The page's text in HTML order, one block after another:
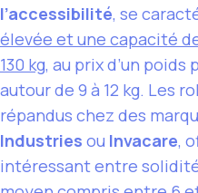
l’accessibilité, se
élevée et une capacité
130 kg, au prix d’un
autour de 9 à 12 kg. Les
répandus chez des
Industries ou Invacare,
intéressant entre